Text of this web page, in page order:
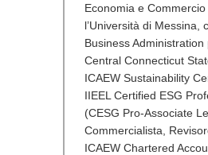
Economia e
l’Università di Messina,
Business Administration
Central Connecticut
ICAEW Sustainability
IIEEL Certified ESG
(CESG Pro-Associate
Commercialista,
ICAEW Chartered